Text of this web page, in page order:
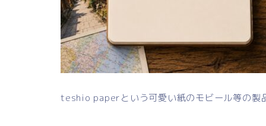
teshio paperという可愛い紙のモビール等の製